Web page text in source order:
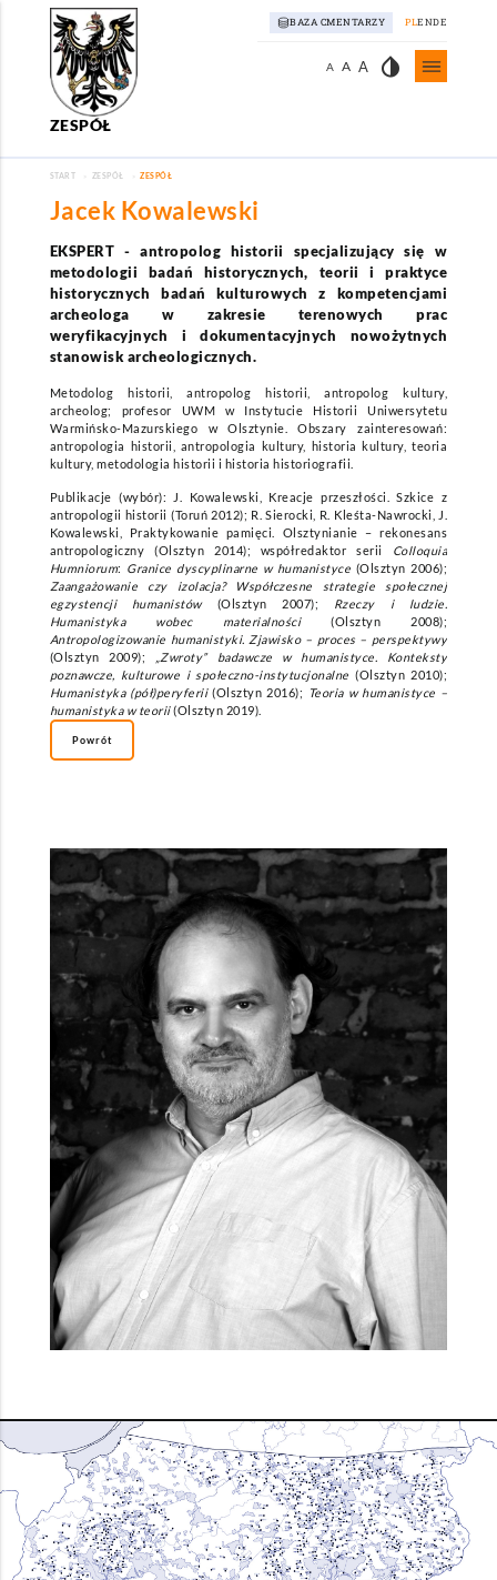
BAZA CMENTARZY PLENDE
A A A invert_colors
ZESPÓŁ
START ZESPÓŁ ZESPÓŁ
Jacek Kowalewski
EKSPERT- antropolog historii specjalizujący się w
metodologii badań historycznych, teorii i praktyce
historycznych badań kulturowych z kompetencjami
archeologa w zakresie terenowych prac
weryfikacyjnych i dokumentacyjnych nowożytnych
stanowisk archeologicznych.
Metodolog historii, antropolog historii, antropolog kultury,
archeolog; profesor UWM w Instytucie Historii Uniwersytetu
Warmińsko-Mazurskiego w Olsztynie. Obszary zainteresowań:
antropologia historii, antropologia kultury, historia kultury, teoria
kultury, metodologia historii i historia historiografii.
Publikacje (wybór): J. Kowalewski, Kreacje przeszłości. Szkice z
antropologii historii (Toruń 2012); R. Sierocki, R. Kleśta-Nawrocki, J.
Kowalewski, Praktykowanie pamięci. Olsztynianie – rekonesans
antropologiczny (Olsztyn 2014); współredaktor serii
Colloquia
Humniorum: Granice dyscyplinarne w humanistyce (Olsztyn 2006);
Zaangażowanie czy izolacja? Współczesne strategie społecznej
egzystencji humanistów(Olsztyn 2007); Rzeczy i ludzie.
Humanistyka wobec materialności(Olsztyn 2008);
Antropologizowanie humanistyki. Zjawisko – proces – perspektywy
(Olsztyn 2009); „Zwroty” badawcze w humanistyce. Konteksty
poznawcze, kulturowe i społeczno-instytucjonalne (Olsztyn 2010);
Humanistyka (pół)peryferii(Olsztyn 2016);
Teoria w humanistyce –
humanistyka w teorii(Olsztyn 2019).
Powrót